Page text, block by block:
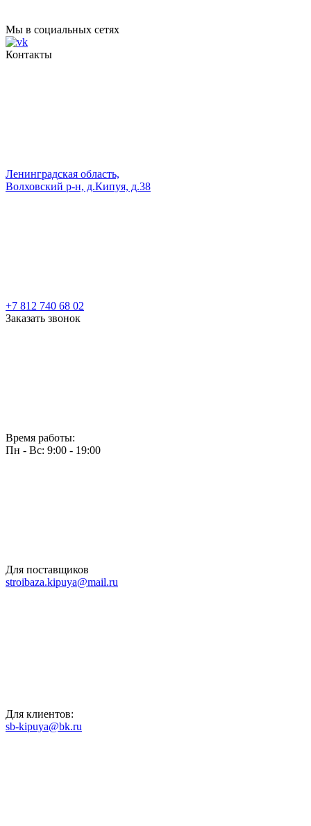
Мы в социальных сетях
Контакты
Ленинградская область,
Волховский р-н, д.Кипуя, д.38
+7 812 740 68 02
Заказать звонок
Время работы:
Пн - Вс: 9:00 - 19:00
Для поставщиков
stroibaza.kipuya@mail.ru
Для клиентов:
sb-kipuya@bk.ru